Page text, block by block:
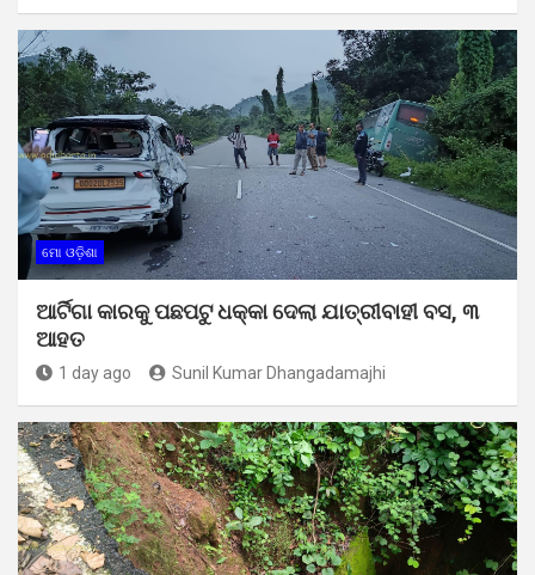
ମୋ ଓଡ଼ିଶା
ଆର୍ଟିଗା କାରକୁ ପଛପଟୁ ଧକ୍କା ଦେଲା ଯାତ୍ରୀବାହୀ ବସ, ୩
ଆହତ
1 day ago Sunil Kumar Dhangadamajhi